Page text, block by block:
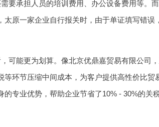
要承担人员的培训费用、办公设备费用等。
原一家企业自行报关时，由于单证填写错误
可能更为划算。像北京优鼎嘉贸易有限公司
环节压缩中间成本，为客户提供高性价比贸
专业优势，帮助企业节省了10% - 30%的关税